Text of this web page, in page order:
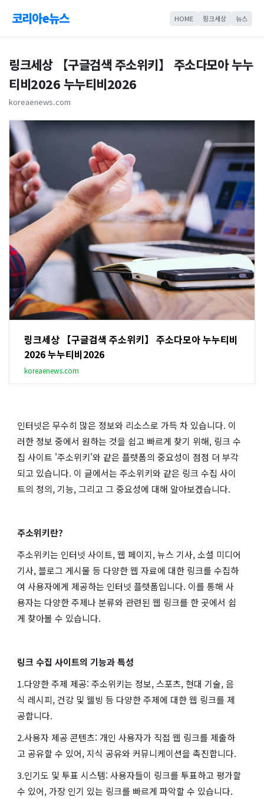
코리아e뉴스 HOME 링크세상 뉴스
링크세상 【구글검색 주소위키】 주소다모아 누누
티비2026 누누티비2026
koreaenews.com
링크세상 【구글검색 주소위키】 주소다모아 누누티비
2026 누누티비2026
koreaenews.com
인터넷은 무수히 많은 정보와 리소스로 가득 차 있습니다. 이
러한 정보 중에서 원하는 것을 쉽고 빠르게 찾기 위해, 링크 수
집 사이트 '주소위키'와 같은 플랫폼의 중요성이 점점 더 부각
되고 있습니다. 이 글에서는 주소위키와 같은 링크 수집 사이
트의 정의, 기능, 그리고 그 중요성에 대해 알아보겠습니다.
주소위키란?
주소위키는 인터넷 사이트, 웹 페이지, 뉴스 기사, 소셜 미디어
기사, 블로그 게시물 등 다양한 웹 자료에 대한 링크를 수집하
여 사용자에게 제공하는 인터넷 플랫폼입니다. 이를 통해 사
용자는 다양한 주제나 분류와 관련된 웹 링크를 한 곳에서 쉽
게 찾아볼 수 있습니다.
링크 수집 사이트의 기능과 특성
1.다양한 주제 제공: 주소위키는 정보, 스포츠, 현대 기술, 음
식 레시피, 건강 및 웰빙 등 다양한 주제에 대한 웹 링크를 제
공합니다.
2.사용자 제공 콘텐츠: 개인 사용자가 직접 웹 링크를 제출하
고 공유할 수 있어, 지식 공유와 커뮤니케이션을 촉진합니다.
3.인기도 및 투표 시스템: 사용자들이 링크를 투표하고 평가할
수 있어, 가장 인기 있는 링크를 빠르게 파악할 수 있습니다.